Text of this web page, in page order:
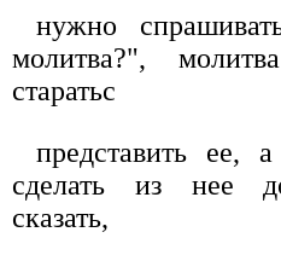
нужно
молитва?",
старатьс
представить ее,
сделать из нее
сказать,